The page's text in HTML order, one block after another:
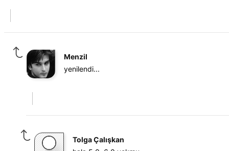
Menzil
yenilendi...
Tolga Çalışkan